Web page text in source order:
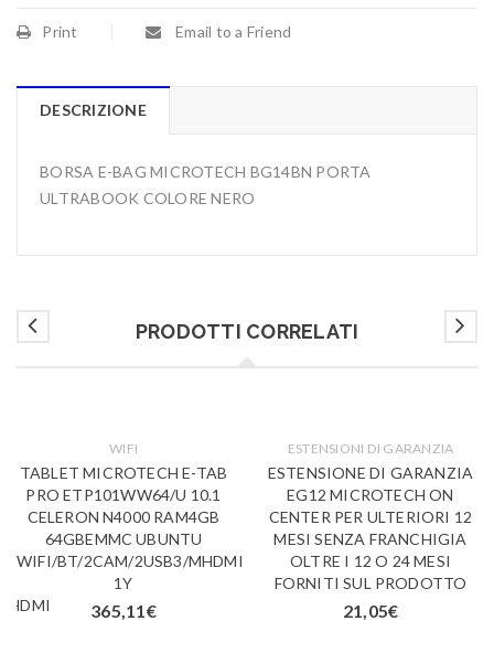
Print Email to a Friend
DESCRIZIONE
BORSA E-BAG MICROTECH BG14BN PORTA
ULTRABOOK COLORE NERO
PRODOTTI CORRELATI
WIFI
TABLET MICROTECH E-TAB
PRO ETP101WW64/U 10.1
CELERON N4000 RAM4GB
64GBEMMC UBUNTU
WIFI/BT/2CAM/2USB3/MHDMI
1Y
365,11€
ESTENSIONI DI GARANZIA
ESTENSIONE DI GARANZIA
EG12 MICROTECH ON
CENTER PER ULTERIORI 12
MESI SENZA FRANCHIGIA
OLTRE I 12 O 24 MESI
FORNITI SUL PRODOTTO
21,05€